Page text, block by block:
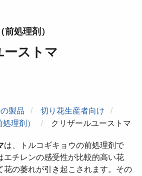
処理剤）
ーストマ
製品
切り花生産者向け
理剤）
クリザールユーストマ
は、トルコギキョウの前処理剤で
エチレンの感受性が比較的高い花
花の萎れが引き起こされます。その